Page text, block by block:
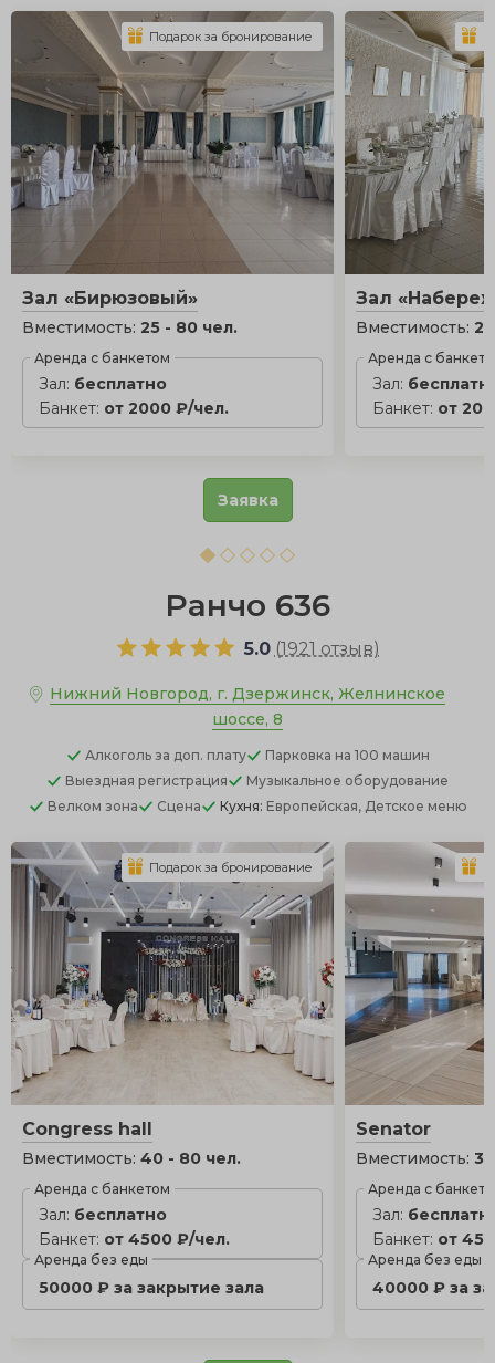
Зал «Бирюзовый»
Вместимость: 25 - 80 чел.
Аренда с банкетом
Зал: бесплатно
Банкет: от 2000 ₽/чел.
Подарок за бронирование
Зал
Вместимость:
Аренда с
Зал:
Банкет: от
Заявка
Ранчо 636
5.0 (1921 отзыв)
Нижний Новгород, г. Дзержинск, Желнинское
шоссе, 8
Алкоголь за доп. плату Парковка на 100 машин
Выездная регистрация
Музыкальное оборудование
Велком зона
Сцена Кухня: Европейская, Детское меню
Congress hall
Вместимость: 40 - 80 чел.
Аренда с банкетом
Зал: бесплатно
Банкет: от 4500 ₽/чел.
Аренда без еды
50000 ₽ за закрытие зала
Подарок за бронирование
Senator
Вместимость:
Аренда с
Зал:
Банкет: от
Аренда без еды
40000 ₽ за